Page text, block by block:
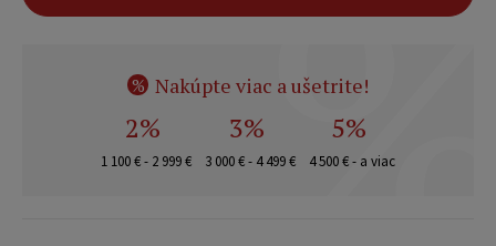
% Nakúpte viac a ušetrite!
2%
1 100 € - 2 999 €
3%
3 000 € - 4 499 €
5%
4 500 € - a viac